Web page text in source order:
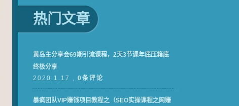
热门文章
黄岛主分享会69期引流课程，2天3节课年底压箱底
终极分享
2020.1.17 , 0条评论
暴疯团队VIP赚钱项目教程之（SEO实操课程之网赚